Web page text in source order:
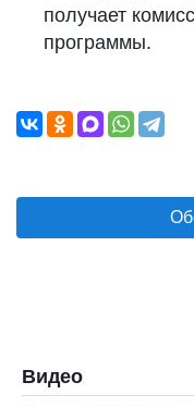
получает
программы.
Видео